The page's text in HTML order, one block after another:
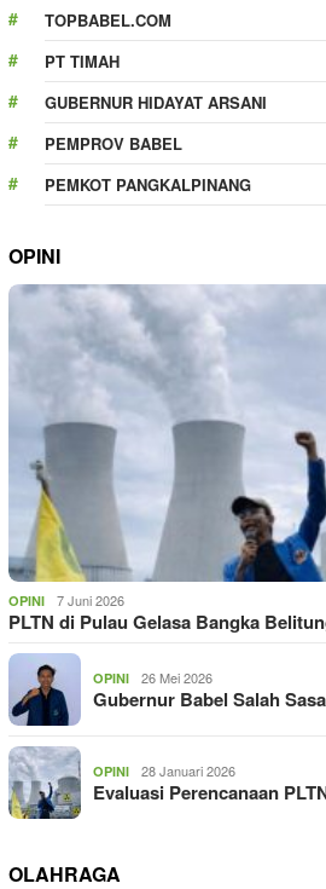
TOPBABEL.COM
PT TIMAH
GUBERNUR HIDAYAT ARSANI
PEMPROV BABEL
PEMKOT PANGKALPINANG
OPINI
OPINI 7 Juni 2026
PLTN di Pulau Gelasa Bangka
OPINI 26 Mei 2026
Gubernur Babel Salah
OPINI 28 Januari 2026
Evaluasi Perencanaan
OLAHRAGA